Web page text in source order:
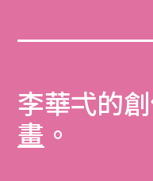
李華弌的
畫 。